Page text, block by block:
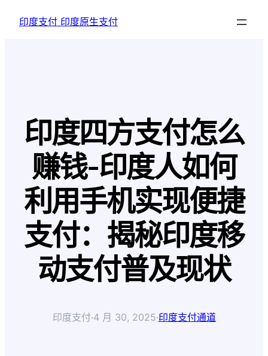
印度支付 印度原生支付
印度四方支付怎么
赚钱-印度人如何
利用手机实现便捷
支付：揭秘印度移
动支付普及现状
印度支付·4 月 30, 2025·印度支付通道